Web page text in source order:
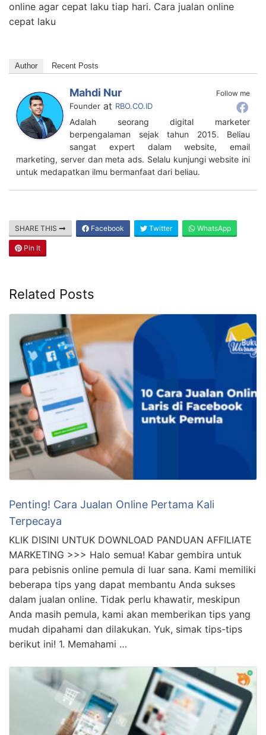
online agar cepat laku tiap hari. Cara jualan online
cepat laku
Author Recent Posts
Follow me
Mahdi Nur
Founder at RBO.CO.ID
Adalah seorang digital marketer
berpengalaman sejak tahun 2015. Beliau
sangat expert dalam website, email
marketing, server dan meta ads. Selalu kunjungi website ini
untuk medapatkan ilmu bermanfaat dari beliau.
SHARE THIS Facebook Twitter WhatsApp
Pin It
Related Posts
Penting! Cara Jualan Online Pertama Kali
Terpecaya
KLIK DISINI UNTUK DOWNLOAD PANDUAN AFFILIATE
MARKETING >>> Halo semua! Kabar gembira untuk
para pebisnis online pemula di luar sana. Kami memiliki
beberapa tips yang dapat membantu Anda sukses
dalam jualan online. Tidak perlu khawatir, meskipun
Anda masih pemula, kami akan memberikan tips yang
mudah dipahami dan dilakukan. Yuk, simak tips-tips
berikut ini! 1. Memahami …